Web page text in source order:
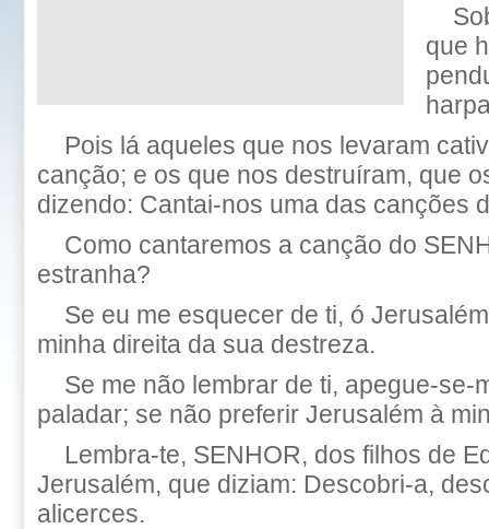
que
Pois lá aqueles que nos levaram
canção; e os que nos destruíram, que
dizendo: Cantai-nos uma das canções
Como cantaremos a canção do
estranha?
Se eu me esquecer de ti, ó
minha direita da sua destreza.
Se me não lembrar de ti, apegue-se-
paladar; se não preferir Jerusalém à
Lembra-te, SENHOR, dos filhos de
Jerusalém, que diziam: Descobri-a,
alicerces.